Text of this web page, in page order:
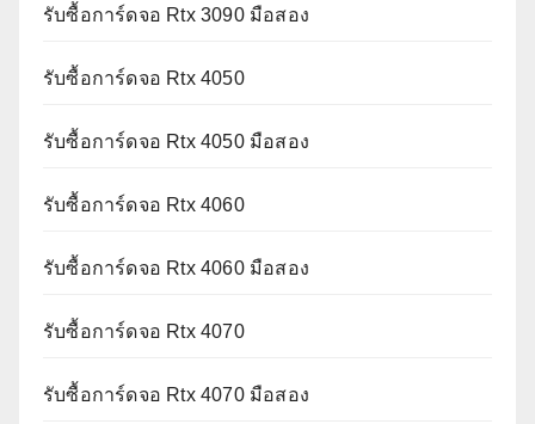
รับซื้อการ์ดจอ Rtx 3090 มือสอง
รับซื้อการ์ดจอ Rtx 4050
รับซื้อการ์ดจอ Rtx 4050 มือสอง
รับซื้อการ์ดจอ Rtx 4060
รับซื้อการ์ดจอ Rtx 4060 มือสอง
รับซื้อการ์ดจอ Rtx 4070
รับซื้อการ์ดจอ Rtx 4070 มือสอง